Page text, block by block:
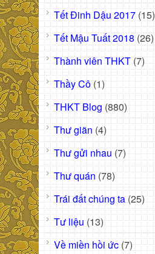
Tết Đinh Dậu 2017 (15)
Tết Mậu Tuất 2018 (26)
Thành viên THKT (7)
Thầy Cô (1)
THKT Blog (880)
Thư giãn (4)
Thư gửi nhau (7)
Thư quán (78)
Trái đất chúng ta (25)
Tư liệu (13)
Về miền hồi ức (7)